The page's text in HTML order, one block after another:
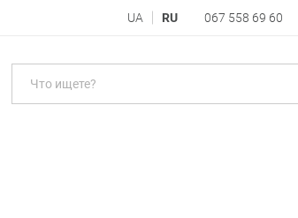
UA RU 067 558 69 60